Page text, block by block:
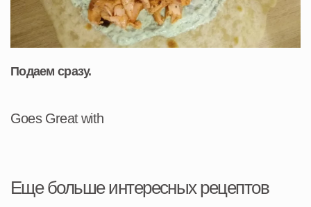
Подаем сразу.
Goes Great with
Еще больше интересных рецептов